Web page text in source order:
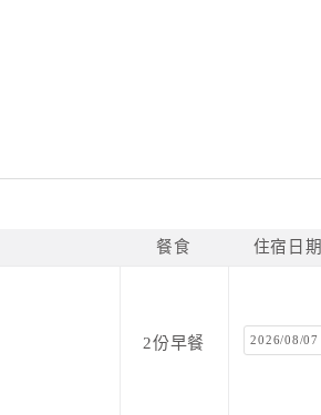
餐食 住宿日期
2份早餐 2026/08/07